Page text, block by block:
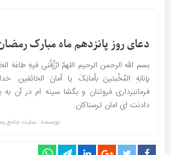
دعای روز پانزدهم ماه مبارک
بسم الله الرحمن الرحیم اللهمّ ارْزُقْنی فیهِ
بإنابَهِ المُخْبتینَ بأمانِکَ یا أمانَ الخائِفین.
فرمانبردارى فروتنان و بگشا سینه ام در آن به
دادنت اى امان ترسناکان.
نویسنده : سایت جامع